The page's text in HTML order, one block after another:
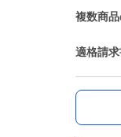
複数商
適格請